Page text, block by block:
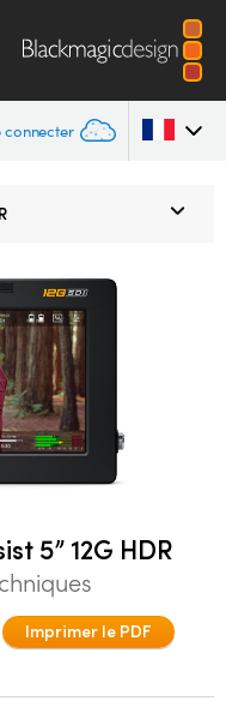
connecter
5” 12G HDR
Imprimer le PDF